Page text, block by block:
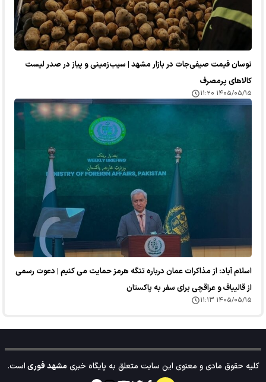
نوسان قیمت صیفی‌جات در بازار مشهد | سیب‌زمینی و پیاز در صدر لیست
کالا‌های پرمصرف
۱۴۰۵/۰۵/۱۵ ۱۱:۲۰
اسلام آباد: از مذاکرات عمان درباره تنگه هرمز حمایت می کنیم | دعوت رسمی
از قالیباف و عراقچی برای سفر به پاکستان
۱۴۰۵/۰۵/۱۵ ۱۱:۱۳
کلیه حقوق مادی و معنوی این سایت متعلق به پایگاه خبریمشهد فوریاست.